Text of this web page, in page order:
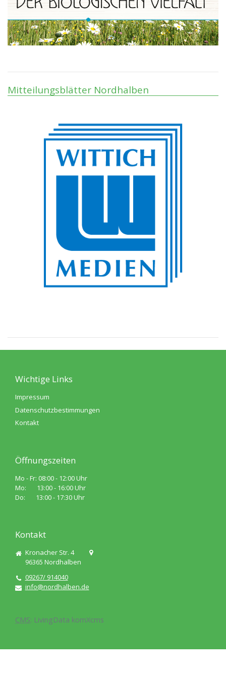
Mitteilungsblätter Nordhalben
Wichtige Links
Impressum
Datenschutzbestimmungen
Kontakt
Öffnungszeiten
Mo - Fr: 08:00 - 12:00 Uhr
Mo: 13:00 - 16:00 Uhr
Do: 13:00 - 17:30 Uhr
Kontakt
Kronacher Str. 4
96365 Nordhalben
09267/ 914040
info@nordhalben.de
CMS: LivingData komXcms